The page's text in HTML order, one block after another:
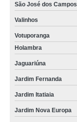
São José dos Campos
Valinhos
Votuporanga
Holambra
Jaguariúna
Jardim Fernanda
Jardim Itatiaia
Jardim Nova Europa